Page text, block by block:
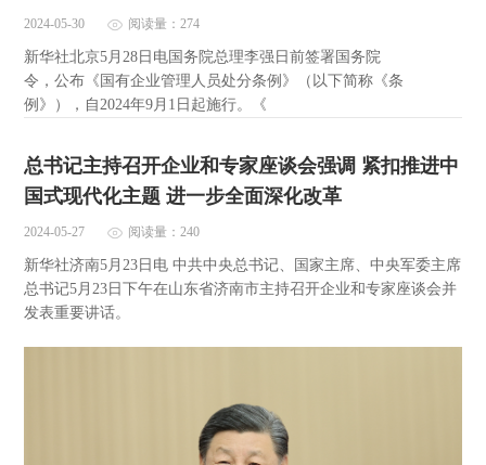
2024-05-30 阅读量：274
新华社北京5月28日电国务院总理李强日前签署国务院
令，公布《国有企业管理人员处分条例》（以下简称《条
例》），自2024年9月1日起施行。《
总书记主持召开企业和专家座谈会强调 紧扣推进中
国式现代化主题 进一步全面深化改革
2024-05-27 阅读量：240
新华社济南5月23日电 中共中央总书记、国家主席、中央军委主席
总书记5月23日下午在山东省济南市主持召开企业和专家座谈会并
发表重要讲话。